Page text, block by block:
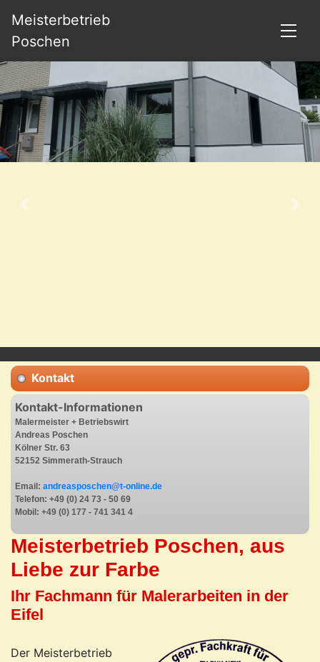
Meisterbetrieb
Poschen
Previous
Kontakt
Kontakt-Informationen
Malermeister + Betriebswirt
Andreas Poschen
Kölner Str. 63
52152 Simmerath-Strauch
Email: andreasposchen@t-online.de
Telefon: +49 (0) 24 73 - 50 69
Mobil: +49 (0) 177 - 741 341 4
Meisterbetrieb Poschen, aus
Liebe zur Farbe
Ihr Fachmann für Malerarbeiten in der
Eifel
Der Meisterbetrieb